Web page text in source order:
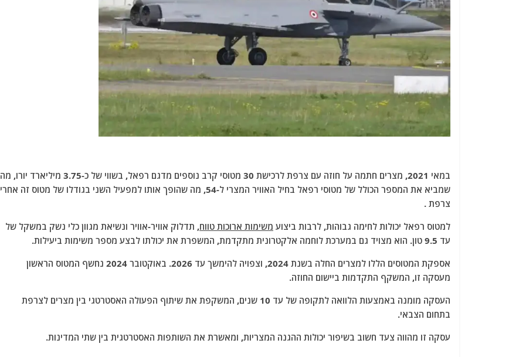
במאי 2021, מצרים חתמה על חוזה עם צרפת לרכישת 30 מטוסי קרב נוספים מדגם רפאל, בשווי של כ-3.75 מיליארד יורו, מה
שמביא את המספר הכולל של מטוסי רפאל בחיל האוויר המצרי ל-54, מה שהופך אותו למפעיל השני בגודלו של מטוס זה אחרי
צרפת .
למטוס רפאל יכולות לחימה גבוהות, לרבות ביצוע משימות ארוכות טווח, תדלוק אוויר-אוויר ונשיאת מגוון כלי נשק במשקל של
עד 9.5 טון. הוא מצויד גם במערכת לוחמה אלקטרונית מתקדמת, המשפרת את יכולתו לבצע מספר משימות ביעילות.
אספקת המטוסים הללו למצרים החלה בשנת 2024, וצפויה להימשך עד 2026. באוקטובר 2024 נחשף המטוס הראשון
מעסקה זו, המשקף התקדמות ביישום החוזה.
העסקה מומנה באמצעות הלוואה לתקופה של עד 10 שנים, המשקפת את שיתוף הפעולה האסטרטגי בין מצרים לצרפת
בתחום הצבאי.
עסקה זו מהווה צעד חשוב בשיפור יכולות ההגנה המצריות, ומאשרת את השותפות האסטרטגית בין שתי המדינות.